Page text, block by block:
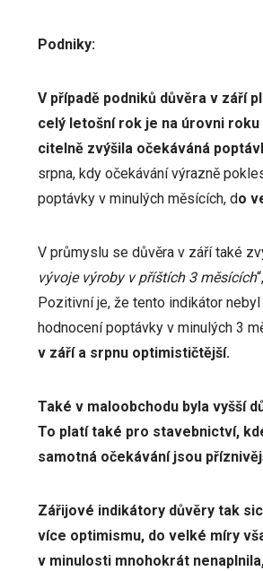
Podniky:
V případě podniků důvěra v září
celý letošní rok je na úrovni
citelně zvýšila očekáváná
srpna, kdy očekávání výrazně
poptávky v minulých měsících, do
V průmyslu se důvěra v září také
vývoje výroby v příštích 3 měsících
Pozitivní je, že tento indikátor
hodnocení poptávky v minulých 3
v září a srpnu optimističtější.
Také v maloobchodu byla vyšší
To platí také pro stavebnictví,
samotná očekávání jsou
Zářijové indikátory důvěry tak
více optimismu, do velké míry
v minulosti mnohokrát